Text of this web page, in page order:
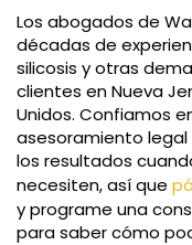
Los abogados de
décadas de
silicosis y otras
clientes en Nueva
Unidos. Confiamos
asesoramiento
los resultados
necesiten, así que
y programe una
para saber cómo